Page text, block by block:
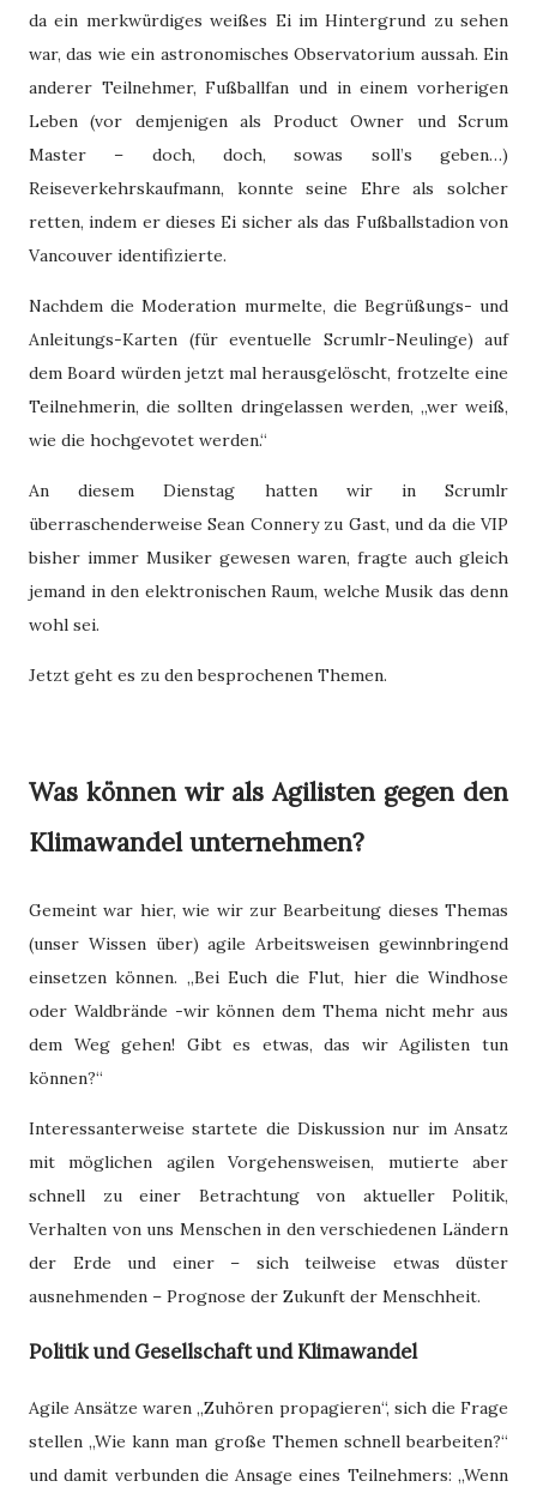
da ein merkwürdiges weißes Ei im Hintergrund zu sehen
war, das wie ein astronomisches Observatorium aussah. Ein
anderer Teilnehmer, Fußballfan und in einem vorherigen
Leben (vor demjenigen als Product Owner und Scrum
Master – doch, doch, sowas soll’s geben…)
Reiseverkehrskaufmann, konnte seine Ehre als solcher
retten, indem er dieses Ei sicher als das Fußballstadion von
Vancouver identifizierte.
Nachdem die Moderation murmelte, die Begrüßungs- und
Anleitungs-Karten (für eventuelle Scrumlr-Neulinge) auf
dem Board würden jetzt mal herausgelöscht, frotzelte eine
Teilnehmerin, die sollten dringelassen werden, „wer weiß,
wie die hochgevotet werden.“
An diesem Dienstag hatten wir in Scrumlr
überraschenderweise Sean Connery zu Gast, und da die VIP
bisher immer Musiker gewesen waren, fragte auch gleich
jemand in den elektronischen Raum, welche Musik das denn
wohl sei.
Jetzt geht es zu den besprochenen Themen.
Was können wir als Agilisten gegen den
Klimawandel unternehmen?
Gemeint war hier, wie wir zur Bearbeitung dieses Themas
(unser Wissen über) agile Arbeitsweisen gewinnbringend
einsetzen können. „Bei Euch die Flut, hier die Windhose
oder Waldbrände -wir können dem Thema nicht mehr aus
dem Weg gehen! Gibt es etwas, das wir Agilisten tun
können?“
Interessanterweise startete die Diskussion nur im Ansatz
mit möglichen agilen Vorgehensweisen, mutierte aber
schnell zu einer Betrachtung von aktueller Politik,
Verhalten von uns Menschen in den verschiedenen Ländern
der Erde und einer – sich teilweise etwas düster
ausnehmenden – Prognose der Zukunft der Menschheit.
Politik und Gesellschaft und Klimawandel
Agile Ansätze waren „Zuhören propagieren“, sich die Frage
stellen „Wie kann man große Themen schnell bearbeiten?“
und damit verbunden die Ansage eines Teilnehmers: „Wenn